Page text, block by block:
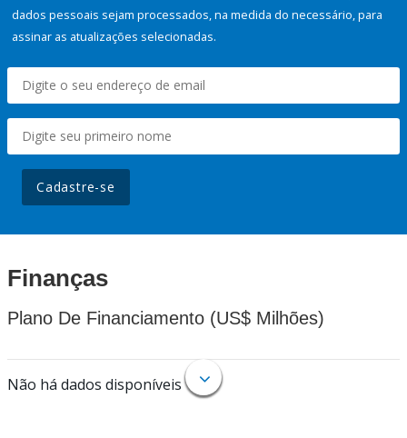
dados pessoais sejam processados, na medida do necessário, para
assinar as atualizações selecionadas.
Cadastre-se
Finanças
Plano De Financiamento (US$ Milhões)
Não há dados disponíveis